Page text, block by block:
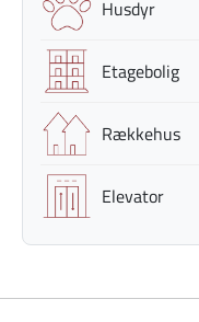
Husdyr
Etagebolig
Rækkehus
Elevator